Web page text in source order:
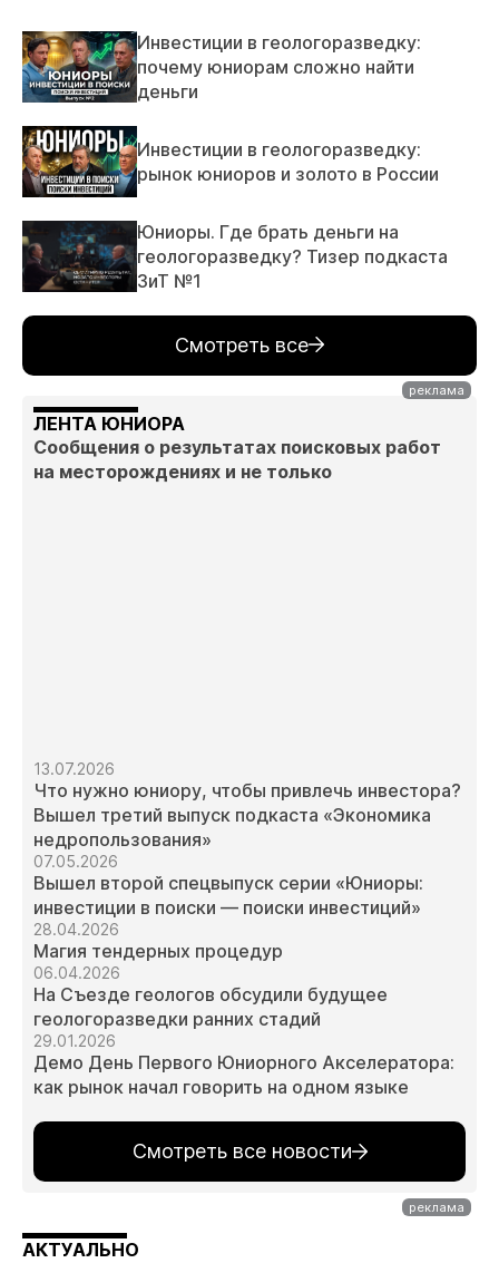
Инвестиции в геологоразведку:
почему юниорам сложно найти
деньги
Инвестиции в геологоразведку:
рынок юниоров и золото в России
Юниоры. Где брать деньги на
геологоразведку? Тизер подкаста
ЗиТ №1
Смотреть все
ЛЕНТА ЮНИОРА
Сообщения о результатах поисковых работ
на месторождениях и не только
13.07.2026
Что нужно юниору, чтобы привлечь инвестора?
Вышел третий выпуск подкаста «Экономика
недропользования»
07.05.2026
Вышел второй спецвыпуск серии «Юниоры:
инвестиции в поиски — поиски инвестиций»
28.04.2026
Магия тендерных процедур
06.04.2026
На Съезде геологов обсудили будущее
геологоразведки ранних стадий
29.01.2026
Демо День Первого Юниорного Акселератора:
как рынок начал говорить на одном языке
Смотреть все новости
АКТУАЛЬНО